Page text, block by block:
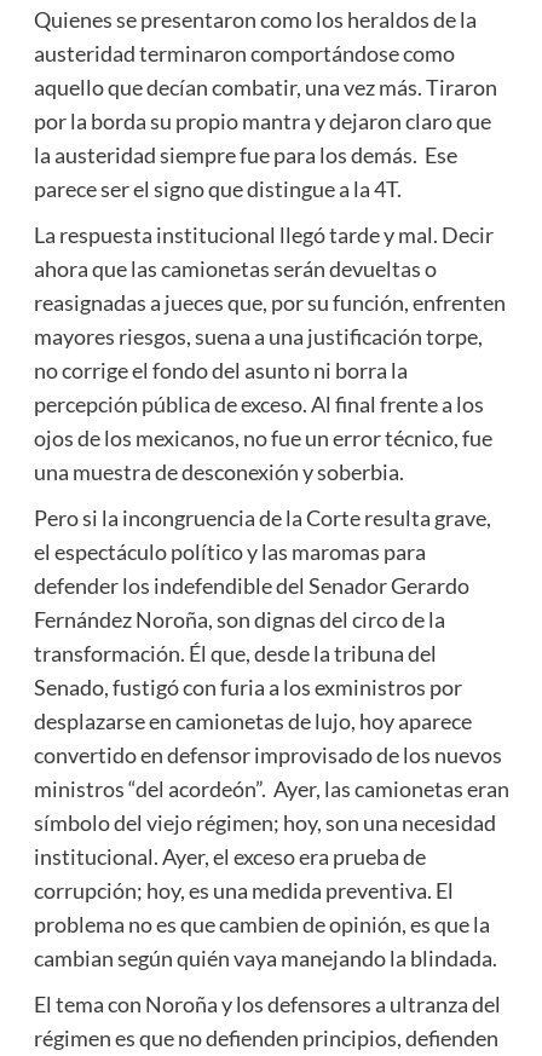
Quienes se presentaron como los heraldos de la
austeridad terminaron comportándose como
aquello que decían combatir, una vez más. Tiraron
por la borda su propio mantra y dejaron claro que
la austeridad siempre fue para los demás. Ese
parece ser el signo que distingue a la 4T.
La respuesta institucional llegó tarde y mal. Decir
ahora que las camionetas serán devueltas o
reasignadas a jueces que, por su función, enfrenten
mayores riesgos, suena a una justificación torpe,
no corrige el fondo del asunto ni borra la
percepción pública de exceso. Al final frente a los
ojos de los mexicanos, no fue un error técnico, fue
una muestra de desconexión y soberbia.
Pero si la incongruencia de la Corte resulta grave,
el espectáculo político y las maromas para
defender los indefendible del Senador Gerardo
Fernández Noroña, son dignas del circo de la
transformación. Él que, desde la tribuna del
Senado, fustigó con furia a los exministros por
desplazarse en camionetas de lujo, hoy aparece
convertido en defensor improvisado de los nuevos
ministros “del acordeón”. Ayer, las camionetas eran
símbolo del viejo régimen; hoy, son una necesidad
institucional. Ayer, el exceso era prueba de
corrupción; hoy, es una medida preventiva. El
problema no es que cambien de opinión, es que la
cambian según quién vaya manejando la blindada.
El tema con Noroña y los defensores a ultranza del
régimen es que no defienden principios, defienden